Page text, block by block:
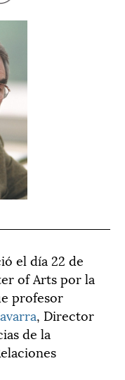
el día 22 de
of Arts por la
profesor
, Director
de la